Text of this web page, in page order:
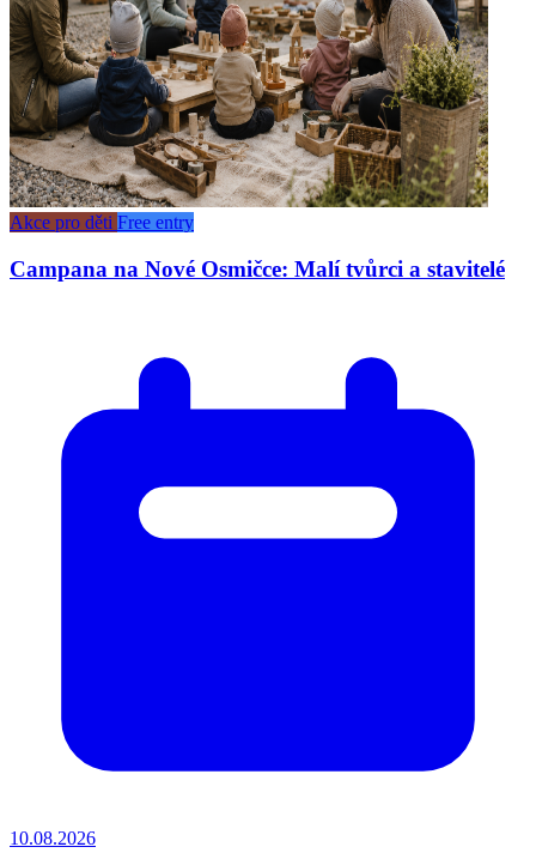
Akce pro děti Free entry
Campana na Nové Osmičce: Malí tvůrci a stavitelé
10.08.2026